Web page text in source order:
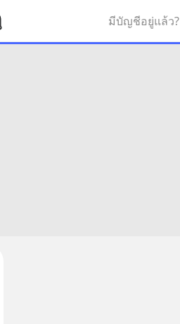
มีบัญชีอยู่แล้ว?